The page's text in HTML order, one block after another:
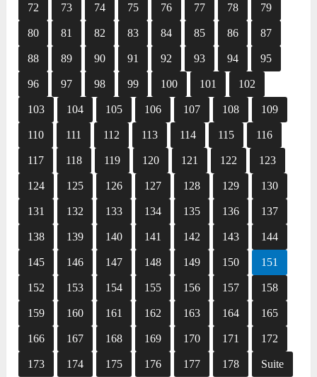
72 73 74 75 76 77 78 79
80 81 82 83 84 85 86 87
88 89 90 91 92 93 94 95
96 97 98 99 100 101 102
103 104 105 106 107 108 109
110 111 112 113 114 115 116
117 118 119 120 121 122 123
124 125 126 127 128 129 130
131 132 133 134 135 136 137
138 139 140 141 142 143 144
145 146 147 148 149 150 151
152 153 154 155 156 157 158
159 160 161 162 163 164 165
166 167 168 169 170 171 172
173 174 175 176 177 178 Suite